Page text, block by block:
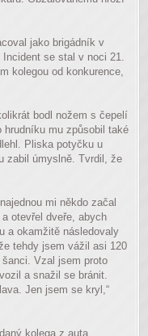
jako brigádník v
se stal v noci 21.
kolegou od konkurence,
bodl nožem s čepelí
hrudníku mu způsobil také
Pliska potyčku u
zabil úmyslně. Tvrdil, že
mi někdo začal
otevřel dveře, abych
a okamžitě následovaly
tehdy jsem vážil asi 120
Vzal jsem proto
a snažil se bránit.
Jen jsem se kryl,“
kolega z auta